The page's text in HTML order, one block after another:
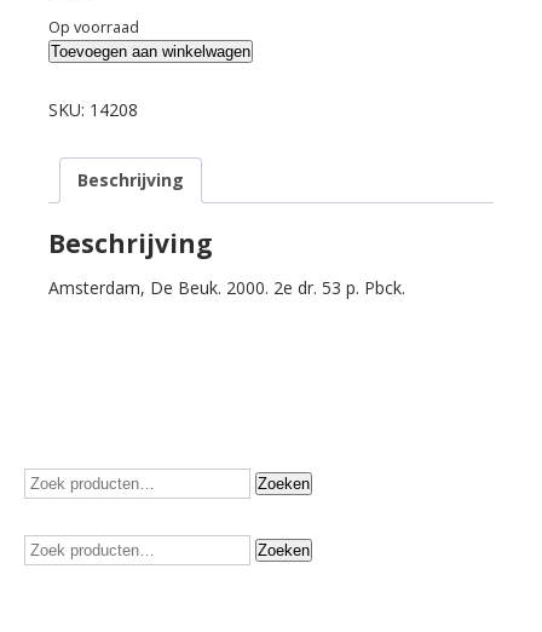
Op voorraad
Jelles,
Ik
me
kisten,
nog
aantal
Toevoegen aan winkelwagen
SKU: 14208
Beschrijving
Beschrijving
Amsterdam, De Beuk. 2000. 2e dr. 53 p. Pbck.
Zoeken
Zoeken
Zoeken
Zoeken